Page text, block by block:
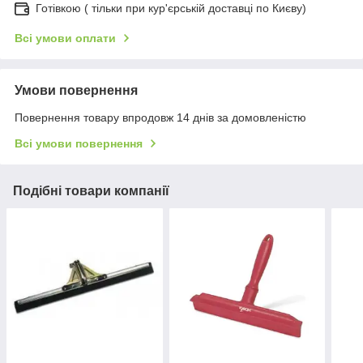
Готівкою ( тільки при кур'єрській доставці по Києву)
Всі умови оплати
Умови повернення
Повернення товару впродовж 14 днів за домовленістю
Всі умови повернення
Подібні товари компанії